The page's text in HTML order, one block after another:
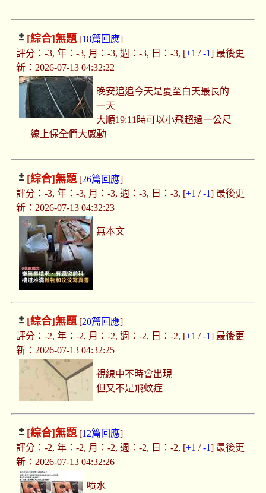
[綜合]無題[18篇回應]
評分：-3, 年：-3, 月：-3, 週：-3, 日：-3, [+1 /-1] 最後更
新：2026-07-13 04:32:22
晚安追追今天是夏至白天最長的
一天
大順19:11時可以小飛超過一公尺
線上保全們大感動
[綜合]無題[26篇回應]
評分：-3, 年：-3, 月：-3, 週：-3, 日：-3, [+1 /-1] 最後更
新：2026-07-13 04:32:23
無本文
[綜合]無題[20篇回應]
評分：-2, 年：-2, 月：-2, 週：-2, 日：-2, [+1 /-1] 最後更
新：2026-07-13 04:32:25
視線中不時會出現
但又不是飛蚊症
[綜合]無題[12篇回應]
評分：-2, 年：-2, 月：-2, 週：-2, 日：-2, [+1 /-1] 最後更
新：2026-07-13 04:32:26
喷水